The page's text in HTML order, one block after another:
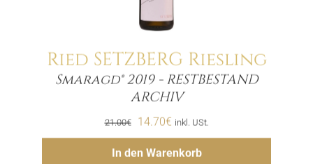
Ried SETZBERG Riesling
Smaragd® 2019 - RESTBESTAND
ARCHIV
21.00€
Ursprünglicher
Preis
war:
14.70€Aktueller
Preis
ist:
inkl. USt.
In den Warenkorb
Menge
Hinzufügen